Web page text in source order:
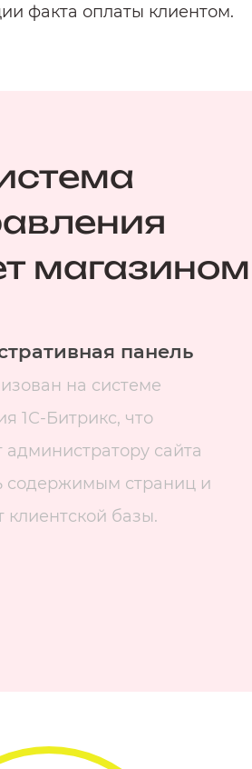
факта оплаты клиентом.
магазином
панель
на системе
1С-Битрикс, что
администратору сайта
содержимым страниц и
клиентской базы.